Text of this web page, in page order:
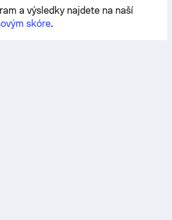
a výsledky najdete na naší
skóre.